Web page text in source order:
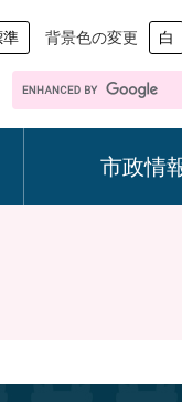
準 背景色の変更 白
G
o
市政情